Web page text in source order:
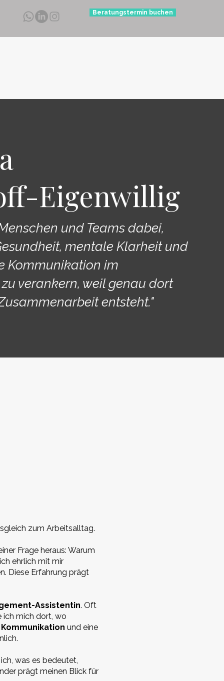
Beratungstermin buchen
Eigenwillig
und Teams dabei,
mentale Klarheit und
Kommunikation im
verankern, weil genau dort
entsteht."
zum Arbeitsalltag.
Frage heraus: Warum
ehrlich mit mir
Diese Erfahrung prägt
Assistentin. Oft
ich mich dort, wo
und eine
was es bedeutet,
prägt meinen Blick für